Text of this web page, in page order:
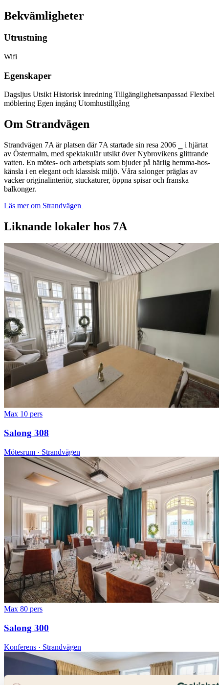
Bekvämligheter
Utrustning
Wifi
Egenskaper
Dagsljus UtsiktHistorisk inredning Tillgänglighetsanpassad Flexibel
möblering Egen ingång Utomhustillgång
Om Strandvägen
Strandvägen 7A är platsen där 7A startade sin resa 2006 ⎯ i hjärtat
av Östermalm, med spektakulär utsikt över Nybrovikens glittrande
vatten. En mötes- och arbetsplats som bjuder på härlig hemma-hos-
känsla i en elegant och klassisk miljö. Våra salonger präglas av
vacker originalinteriör, stuckaturer, öppna spisar och franska
balkonger.
Läs mer om Strandvägen
Liknande lokaler hos 7A
Max 10 pers
Salong 308
Mötesrum · Strandvägen
Max 80 pers
Salong 300
Konferens · Strandvägen